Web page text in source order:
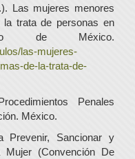
Las mujeres menores
trata de personas en
de México.
las-mujeres-
de-la-trata-de-
Penales
México.
Prevenir, Sancionar y
(Convención De